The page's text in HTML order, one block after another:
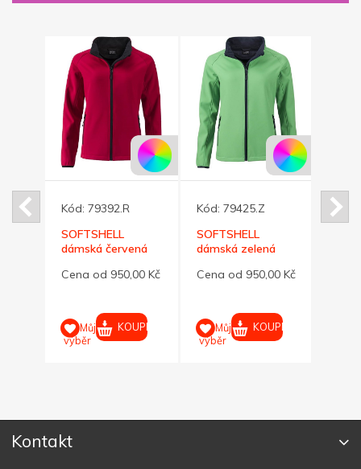
Kód: 79392.R
SOFTSHELL
dámská červená
280 M
Cena od 950,00 Kč
Můj
výběr
KOUPIT
Kód: 79425.Z
SOFTSHELL
dámská zelená
280 XXL
Cena od 950,00 Kč
Můj
výběr
KOUPIT
Kód:
Kontakt